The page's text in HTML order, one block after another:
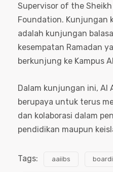
Supervisor of the
Foundation. Kunjungan
adalah kunjungan
kesempatan Ramadan
berkunjung ke Kampus
Dalam kunjungan ini, Al
berupaya untuk terus
dan kolaborasi dalam
pendidikan maupun
Tags: aaiibs